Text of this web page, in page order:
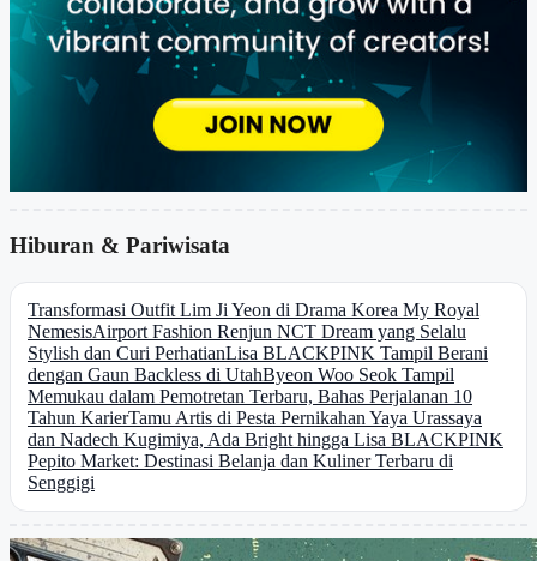
Hiburan & Pariwisata
Transformasi Outfit Lim Ji Yeon di Drama Korea My Royal
NemesisAirport Fashion Renjun NCT Dream yang Selalu
Stylish dan Curi PerhatianLisa BLACKPINK Tampil Berani
dengan Gaun Backless di UtahByeon Woo Seok Tampil
Memukau dalam Pemotretan Terbaru, Bahas Perjalanan 10
Tahun KarierTamu Artis di Pesta Pernikahan Yaya Urassaya
dan Nadech Kugimiya, Ada Bright hingga Lisa BLACKPINK
Pepito Market: Destinasi Belanja dan Kuliner Terbaru di
Senggigi